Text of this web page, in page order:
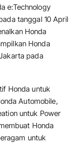
e:Technology
tanggal 10 April
Honda
Honda
pada
Honda untuk
Automobile,
untuk Power
Honda
untuk